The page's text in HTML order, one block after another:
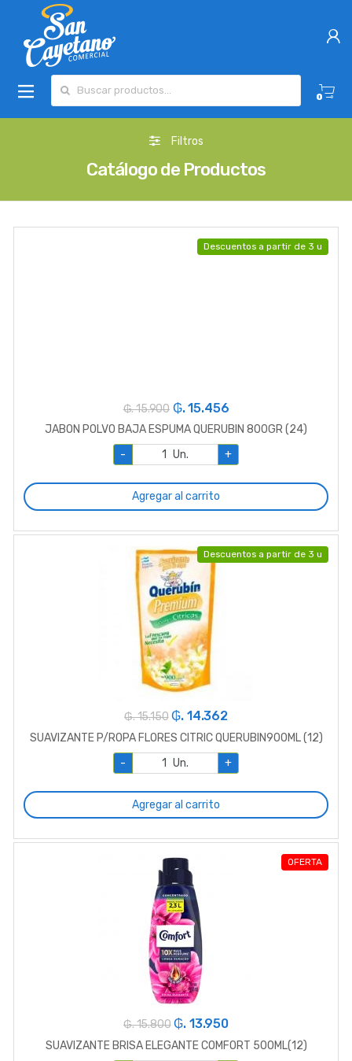
0
Filtros
Catálogo de Productos
Descuentos a partir de 3 u
₲. 15.900 ₲. 15.456
JABON POLVO BAJA ESPUMA QUERUBIN 800GR (24)
-
Un. +
Agregar al carrito
Descuentos a partir de 3 u
₲. 15.150 ₲. 14.362
SUAVIZANTE P/ROPA FLORES CITRIC QUERUBIN900ML (12)
-
Un. +
Agregar al carrito
OFERTA
₲. 15.800 ₲. 13.950
SUAVIZANTE BRISA ELEGANTE COMFORT 500ML(12)